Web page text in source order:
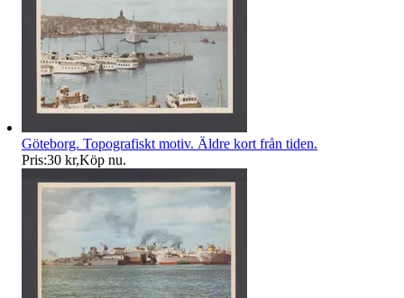
Göteborg. Topografiskt motiv. Äldre kort från tiden.
Pris:30 kr,Köp nu.